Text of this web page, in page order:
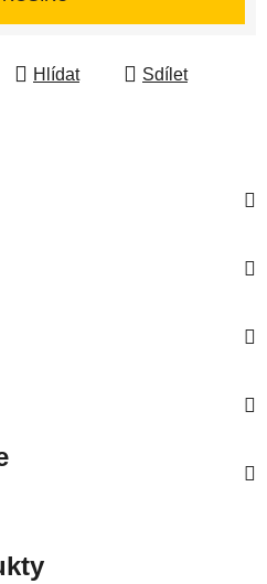
Hlídat Sdílet